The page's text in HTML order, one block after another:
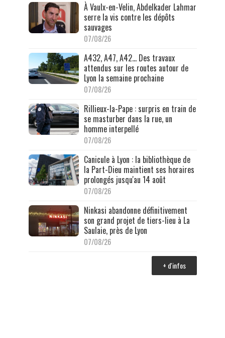
À Vaulx-en-Velin, Abdelkader Lahmar
serre la vis contre les dépôts
sauvages
07/08/26
A432, A47, A42… Des travaux
attendus sur les routes autour de
Lyon la semaine prochaine
07/08/26
Rillieux-la-Pape : surpris en train de
se masturber dans la rue, un
homme interpellé
07/08/26
Canicule à Lyon : la bibliothèque de
la Part-Dieu maintient ses horaires
prolongés jusqu'au 14 août
07/08/26
Ninkasi abandonne définitivement
son grand projet de tiers-lieu à La
Saulaie, près de Lyon
07/08/26
+ d'infos